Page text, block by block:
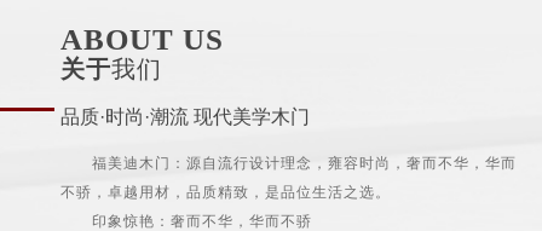
ABOUT US
关于我们
品质·时尚·潮流 现代美学木门
福美迪木门：源自流行设计理念，雍容时尚，奢而不华，华而
不骄，卓越用材，品质精致，是品位生活之选。
印象惊艳：奢而不华，华而不骄